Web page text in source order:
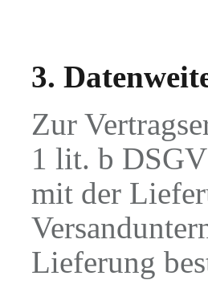
3.
Zur
1 lit. b
mit der
Lieferung